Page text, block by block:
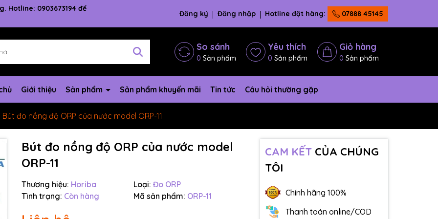
Hotline: 0903673194 để
Đăng ký Đăng nhập Hotline đặt hàng: 07888 45145
So sánh
0 Sản phẩm
Yêu thích
0 Sản phẩm
Giỏ hàng
0 Sản phẩm
Giới thiệu Sản phẩm Sản phẩm khuyến mãi Tin tức Câu hỏi thường gặp
Bút đo nồng độ ORP của nước model ORP-11
Bút đo nồng độ ORP của nước model
ORP-11
Thương hiệu: Horiba Loại: Đo ORP
Tình trạng: Còn hàng Mã sản phẩm: ORP-11
CAM KẾTCỦA CHÚNG
TÔI
Chính hãng 100%
Thanh toán online/COD